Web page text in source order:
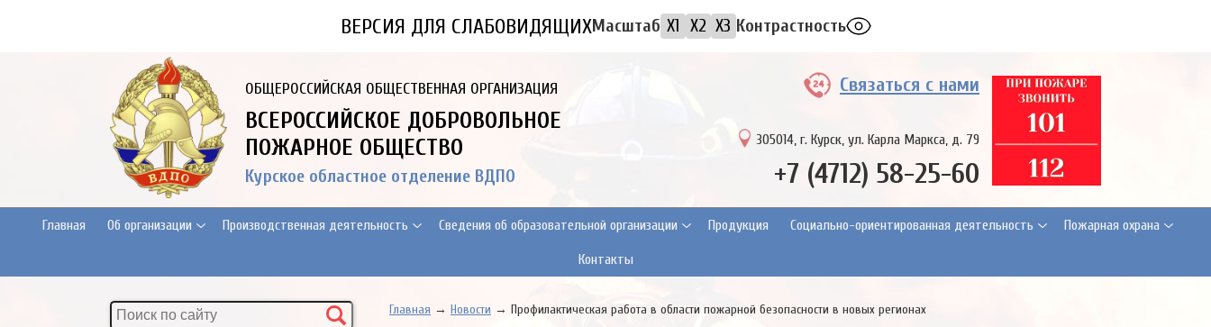
ВЕРСИЯ ДЛЯ СЛАБОВИДЯЩИХМасштаб X1 X2 X3 Контрастность
ОБЩЕРОССИЙСКАЯ ОБЩЕСТВЕННАЯ ОРГАНИЗАЦИЯ
ВСЕРОССИЙСКОЕ ДОБРОВОЛЬНОЕ
ПОЖАРНОЕ ОБЩЕСТВО
Курское областное отделение ВДПО
Связаться с нами
305014, г. Курск, ул. Карла Маркса, д. 79
+7 (4712) 58-25-60
Главная Об организации Производственная деятельность Сведения об образовательной организации Продукция Cоциально-ориентированная деятельность Пожарная охрана
Контакты
Главная → Новости → Профилактическая работа в области пожарной безопасности в новых регионах